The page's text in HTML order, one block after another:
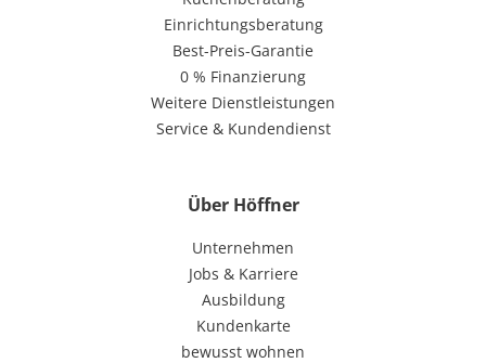
Einrichtungsberatung
Best-Preis-Garantie
0 % Finanzierung
Weitere Dienstleistungen
Service & Kundendienst
Über Höffner
Unternehmen
Jobs & Karriere
Ausbildung
Kundenkarte
bewusst wohnen